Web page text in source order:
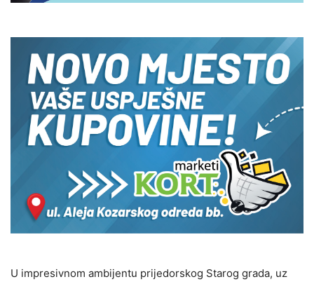
U impresivnom ambijentu prijedorskog Starog grada, uz